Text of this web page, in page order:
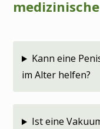
Kann eine
im Alter helfen?
Ist eine